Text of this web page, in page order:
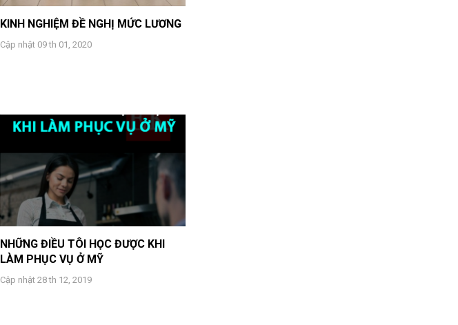
KINH NGHIỆM ĐỀ NGHỊ MỨC LƯƠNG
Cập nhật 09 th 01, 2020
NHỮNG ĐIỀU TÔI HỌC ĐƯỢC KHI
LÀM PHỤC VỤ Ở MỸ
Cập nhật 28 th 12, 2019